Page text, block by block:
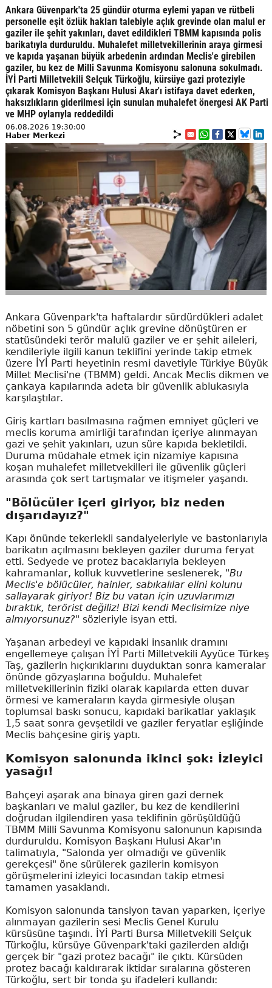
Ankara Güvenpark'ta 25 gündür oturma eylemi yapan ve rütbeli
personelle eşit özlük hakları talebiyle açlık grevinde olan malul er
gaziler ile şehit yakınları, davet edildikleri TBMM kapısında polis
barikatıyla durduruldu. Muhalefet milletvekillerinin araya girmesi
ve kapıda yaşanan büyük arbedenin ardından Meclis'e girebilen
gaziler, bu kez de Milli Savunma Komisyonu salonuna sokulmadı.
İYİ Parti Milletvekili Selçuk Türkoğlu, kürsüye gazi proteziyle
çıkarak Komisyon Başkanı Hulusi Akar'ı istifaya davet ederken,
haksızlıkların giderilmesi için sunulan muhalefet önergesi AK Parti
ve MHP oylarıyla reddedildi
06.08.2026 19:30:00
Haber Merkezi
Ankara Güvenpark'ta haftalardır sürdürdükleri adalet
nöbetini son 5 gündür açlık grevine dönüştüren er
statüsündeki terör malulü gaziler ve er şehit aileleri,
kendileriyle ilgili kanun teklifini yerinde takip etmek
üzere İYİ Parti heyetinin resmi davetiyle Türkiye Büyük
Millet Meclisi'ne (TBMM) geldi. Ancak Meclis dikmen ve
çankaya kapılarında adeta bir güvenlik ablukasıyla
karşılaştılar.
Giriş kartları basılmasına rağmen emniyet güçleri ve
meclis koruma amirliği tarafından içeriye alınmayan
gazi ve şehit yakınları, uzun süre kapıda bekletildi.
Duruma müdahale etmek için nizamiye kapısına
koşan muhalefet milletvekilleri ile güvenlik güçleri
arasında çok sert tartışmalar ve itişmeler yaşandı.
"Bölücüler içeri giriyor, biz neden
dışarıdayız?"
Kapı önünde tekerlekli sandalyeleriyle ve bastonlarıyla
barikatın açılmasını bekleyen gaziler duruma feryat
etti. Sedyede ve protez bacaklarıyla bekleyen
kahramanlar, kolluk kuvvetlerine seslenerek, "Bu
Meclis'e bölücüler, hainler, sabıkalılar elini kolunu
sallayarak giriyor! Biz bu vatan için uzuvlarımızı
bıraktık, terörist değiliz! Bizi kendi Meclisimize niye
almıyorsunuz?" sözleriyle isyan etti.
Yaşanan arbedeyi ve kapıdaki insanlık dramını
engellemeye çalışan İYİ Parti Milletvekili Ayyüce Türkeş
Taş, gazilerin hıçkırıklarını duyduktan sonra kameralar
önünde gözyaşlarına boğuldu. Muhalefet
milletvekillerinin fiziki olarak kapılarda etten duvar
örmesi ve kameraların kayda girmesiyle oluşan
toplumsal baskı sonucu, kapıdaki barikatlar yaklaşık
1,5 saat sonra gevşetildi ve gaziler feryatlar eşliğinde
Meclis bahçesine giriş yaptı.
Komisyon salonunda ikinci şok: İzleyici
yasağı!
Bahçeyi aşarak ana binaya giren gazi dernek
başkanları ve malul gaziler, bu kez de kendilerini
doğrudan ilgilendiren yasa teklifinin görüşüldüğü
TBMM Milli Savunma Komisyonu salonunun kapısında
durduruldu. Komisyon Başkanı Hulusi Akar'ın
talimatıyla, "Salonda yer olmadığı ve güvenlik
gerekçesi" öne sürülerek gazilerin komisyon
görüşmelerini izleyici locasından takip etmesi
tamamen yasaklandı.
Komisyon salonunda tansiyon tavan yaparken, içeriye
alınmayan gazilerin sesi Meclis Genel Kurulu
kürsüsüne taşındı. İYİ Parti Bursa Milletvekili Selçuk
Türkoğlu, kürsüye Güvenpark'taki gazilerden aldığı
gerçek bir "gazi protez bacağı" ile çıktı. Kürsüden
protez bacağı kaldırarak iktidar sıralarına gösteren
Türkoğlu, sert bir tonda şu ifadeleri kullandı: